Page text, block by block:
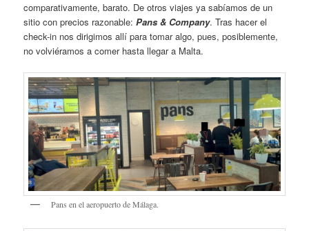
comparativamente, barato. De otros viajes ya sabíamos de un
sitio con precios razonable:Pans & Company. Tras hacer el
check-in nos dirigimos allí para tomar algo, pues, posiblemente,
no volviéramos a comer hasta llegar a Malta.
Pans en el aeropuerto de Málaga.